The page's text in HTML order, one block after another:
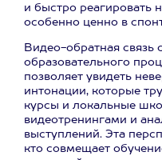
и быстро реагировать
особенно ценно в
Видео-обратная связь
образовательного
позволяет увидеть
интонации, которые
курсы и локальные
видеотренингами и
выступлений. Эта
кто совмещает